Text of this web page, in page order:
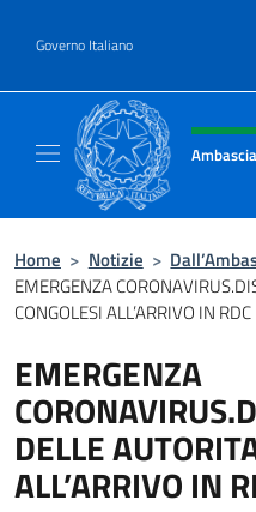
Governo Italiano
Intestazione
Home > Notizie >
EMERGENZA
CONGOLESI ALL’ARRIVO IN RDC
EMERGENZA
DELLE
ALL’ARRIVO IN